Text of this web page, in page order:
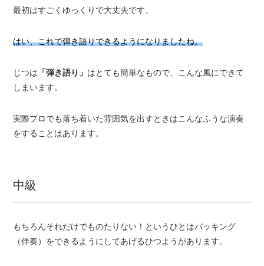
最初はすごくゆっくりで大丈夫です。
はい、これで弾き語りできるようになりましたね。
じつは 「弾き語り」 はとても簡単なもので、こんな風にできて
しまいます。
実際プロでも落ち着いた雰囲気を出すときはこんなふうな演奏
をすることはあります。
中級
もちろんそれだけでものたりない！というひとはバッキング
（伴奏）をできるようにしてあげるひつようがあります。